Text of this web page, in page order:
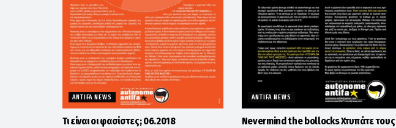
ANTIFA NEWS
Τι είναι οι φασίστες; 06.2018
ANTIFA NEWS
Nevermind the bollocks Χτυπάτε τους